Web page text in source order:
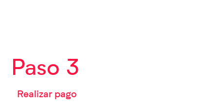
Paso 3
Realizar pago